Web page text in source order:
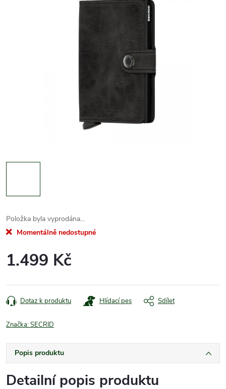
Položka byla vyprodána…
Momentálně nedostupné
1.499 Kč
cena:
Dotaz k produktu Hlídací pes Sdílet
Značka:SECRID
Popis produktu
Detailní popis produktu